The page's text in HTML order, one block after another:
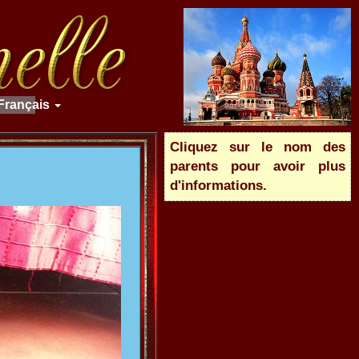
Cliquez sur le nom des
parents pour avoir plus
d'informations.